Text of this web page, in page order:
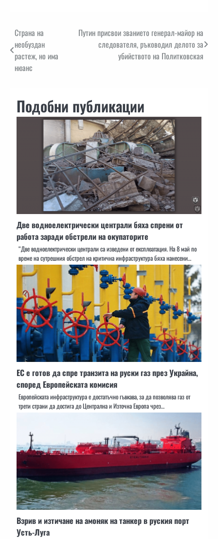
Навигация
​​Страна на
необуздан
растеж, но има
нюанс
Путин присвои званието генерал-майор на
следователя, ръководил делото за
убийството на Политковская
Подобни публикации
Две водноелектрически централи бяха спрени от
работа заради обстрели на окупаторите
“Две водноелектрически централи са изведени от експлоатация. На 8 май по
време на сутрешния обстрел на критична инфраструктура бяха нанесени…
ЕС е готов да спре транзита на руски газ през Украйна,
според Европейската комисия
Европейската инфраструктура е достатъчно гъвкава, за да позволява газ от
трети страни да достига до Централна и Източна Европа чрез…
Взрив и изтичане на амоняк на танкер в руския порт
Усть-Луга